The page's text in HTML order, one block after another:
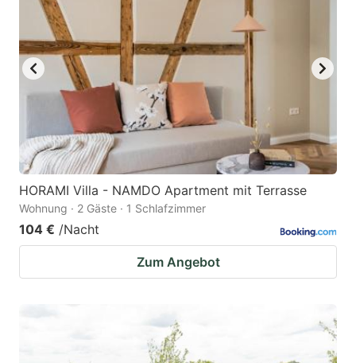
HORAMI Villa - NAMDO Apartment mit Terrasse
Wohnung · 2 Gäste · 1 Schlafzimmer
104 € /Nacht
Zum Angebot